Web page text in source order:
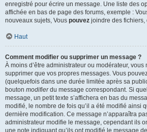
enregistré pour écrire un message. Une liste des
affichée en bas de page des forums, exemple :
nouveaux sujets, Vous pouvez joindre des fichiers,
Haut
Comment modifier ou supprimer un message ?
À moins d’être administrateur ou modérateur,
supprimer que vos propres messages. Vous
(quelquefois dans une durée limitée après sa
bouton modifierdu message correspondant. Si
message, un petit texte s’affichera en bas du
modifié, le nombre de fois qu’il a été modifié ainsi
dernière modification. Ce message n’apparaîtra
administrateur modifie le message, cependant ils
une note indiquant qu’ils ont modifié le message